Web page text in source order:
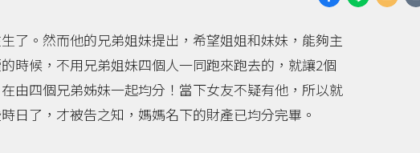
了。然而他的兄弟姐妹提出，希望姐姐和妹妹，能夠主
時候，不用兄弟姐妹四個人一同跑來跑去的，就讓2個
由四個兄弟姊妹一起均分！當下女友不疑有他，所以就
日了，才被告之知，媽媽名下的財產已均分完畢。